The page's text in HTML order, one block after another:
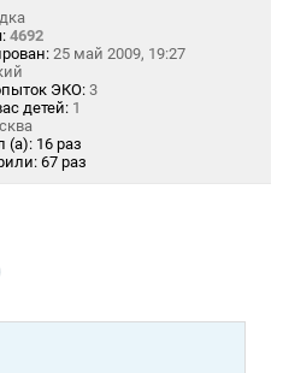
4692
25 май 2009, 19:27
ЭКО: 3
детей: 1
(а): 16 раз
67 раз